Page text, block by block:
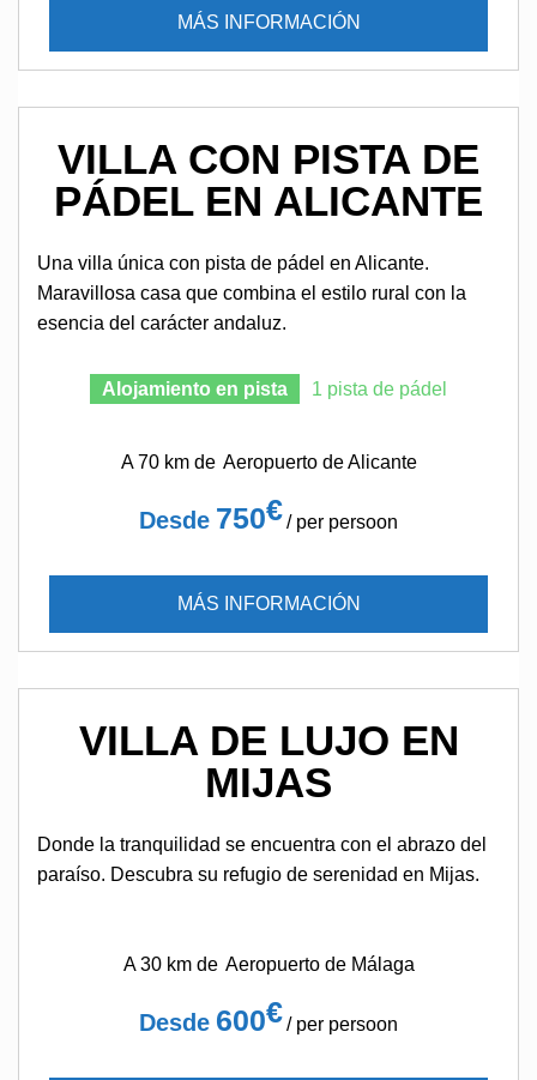
MÁS INFORMACIÓN
VILLA CON PISTA DE
PÁDEL EN ALICANTE
Una villa única con pista de pádel en Alicante.
Maravillosa casa que combina el estilo rural con la
esencia del carácter andaluz.
Alojamiento en pista 1 pista de pádel
A 70 km de Aeropuerto de Alicante
Desde 750€/ per persoon
MÁS INFORMACIÓN
VILLA DE LUJO EN
MIJAS
Donde la tranquilidad se encuentra con el abrazo del
paraíso. Descubra su refugio de serenidad en Mijas.
A 30 km de Aeropuerto de Málaga
Desde 600€/ per persoon